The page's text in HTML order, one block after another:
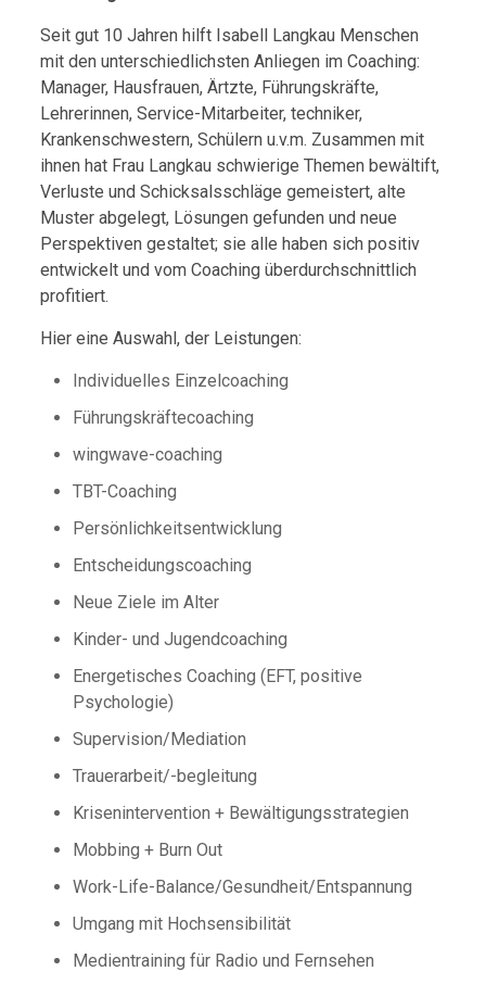
Seit gut 10 Jahren hilft Isabell Langkau Menschen
mit den unterschiedlichsten Anliegen im Coaching:
Manager, Hausfrauen, Ärtzte, Führungskräfte,
Lehrerinnen, Service-Mitarbeiter, techniker,
Krankenschwestern, Schülern u.v.m. Zusammen mit
ihnen hat Frau Langkau schwierige Themen bewältift,
Verluste und Schicksalsschläge gemeistert, alte
Muster abgelegt, Lösungen gefunden und neue
Perspektiven gestaltet; sie alle haben sich positiv
entwickelt und vom Coaching überdurchschnittlich
profitiert.
Hier eine Auswahl, der Leistungen:
Individuelles Einzelcoaching
Führungskräftecoaching
wingwave-coaching
TBT-Coaching
Persönlichkeitsentwicklung
Entscheidungscoaching
Neue Ziele im Alter
Kinder- und Jugendcoaching
Energetisches Coaching (EFT, positive
Psychologie)
Supervision/Mediation
Trauerarbeit/-begleitung
Krisenintervention + Bewältigungsstrategien
Mobbing + Burn Out
Work-Life-Balance/Gesundheit/Entspannung
Umgang mit Hochsensibilität
Medientraining für Radio und Fernsehen